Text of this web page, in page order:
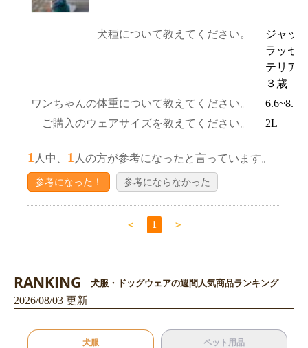
犬種について教えてください。
ジャッ
ラッセ
テリ
３歳
ワンちゃんの体重について教えてください。
ご購入のウェアサイズを教えてください。
2L
1 人中、 1 人の方が参考になったと言っています。
参考になった！ 参考にならなかった
＜ 1 ＞
RANKING 犬服・ドッグウェアの週間人気商品ランキング
2026/08/03 更新
犬服 ペット用品